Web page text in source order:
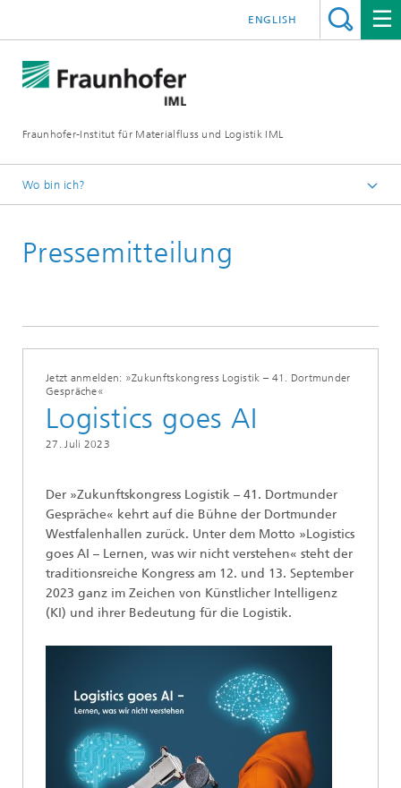
Fraunhofer-Institut für Materialfluss und Logistik IML
ENGLISH
Wo bin ich?
Presse / Medien
Pressemitteilung
Jetzt anmelden: »Zukunftskongress Logistik – 41. Dortmunder
Gespräche«
Logistics goes AI
27. Juli 2023
Der »Zukunftskongress Logistik – 41. Dortmunder
Gespräche« kehrt auf die Bühne der Dortmunder
Westfalenhallen zurück. Unter dem Motto »Logistics
goes AI – Lernen, was wir nicht verstehen« steht der
traditionsreiche Kongress am 12. und 13. September
2023 ganz im Zeichen von Künstlicher Intelligenz
(KI) und ihrer Bedeutung für die Logistik.